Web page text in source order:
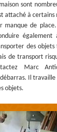
sont
attaché à certains
manque de
des objets
de transport
Marc
Il
objets.